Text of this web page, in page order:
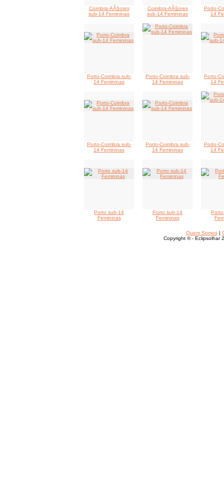
Coimbra-AÃ§ores
sub-14 Femininas
Coimbra-AÃ§ores
sub-14 Femininas
Porto-
14
Porto-Coimbra sub-
14 Femininas
Porto-Coimbra sub-
14 Femininas
Porto-
14
Porto-Coimbra sub-
14 Femininas
Porto-Coimbra sub-
14 Femininas
Porto-
14
Porto sub-14
Femininas
Porto sub-14
Femininas
Quem Somos|
Copyright © - Eclipsolhar